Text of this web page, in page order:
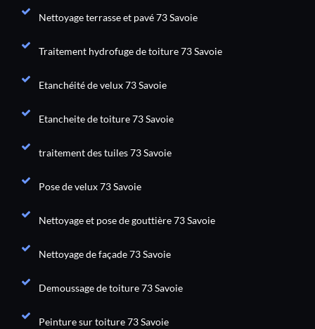
Nettoyage terrasse et pavé 73 Savoie
Traitement hydrofuge de toiture 73 Savoie
Etanchéité de velux 73 Savoie
Etancheite de toiture 73 Savoie
traitement des tuiles 73 Savoie
Pose de velux 73 Savoie
Nettoyage et pose de gouttière 73 Savoie
Nettoyage de façade 73 Savoie
Demoussage de toiture 73 Savoie
Peinture sur toiture 73 Savoie